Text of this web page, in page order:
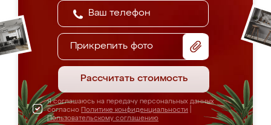
Прикрепить фото
Рассчитать стоимость
Я соглашаюсь на передачу персональных данных
согласно Политике конфиденциальности
Пользовательскому соглашению